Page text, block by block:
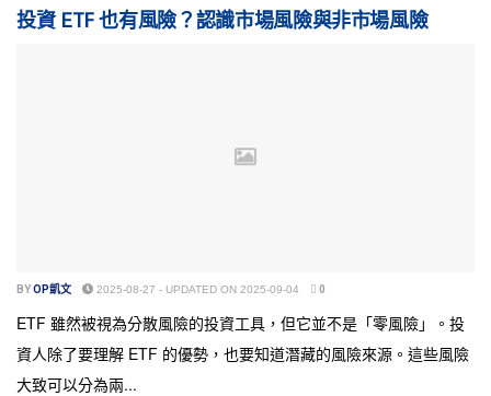
投資 ETF 也有風險？認識市場風險與非市場風險
BYOP凱文 2025-08-27 - UPDATED ON 2025-09-04 0
ETF 雖然被視為分散風險的投資工具，但它並不是「零風險」。投
資人除了要理解 ETF 的優勢，也要知道潛藏的風險來源。這些風險
大致可以分為兩...